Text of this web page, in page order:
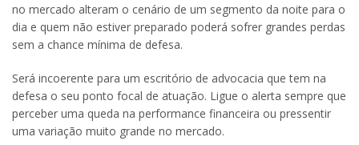
no mercado alteram o cenário de um segmento da noite para o
dia e quem não estiver preparado poderá sofrer grandes perdas
sem a chance mínima de defesa.
Será incoerente para um escritório de advocacia que tem na
defesa o seu ponto focal de atuação. Ligue o alerta sempre que
perceber uma queda na performance financeira ou pressentir
uma variação muito grande no mercado.